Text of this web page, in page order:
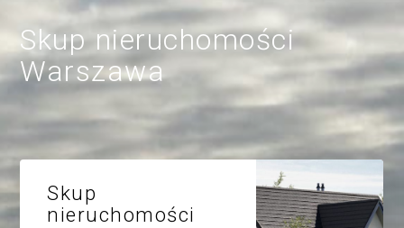
Skup nieruchomości
Warszawa
Skup
nieruchomości